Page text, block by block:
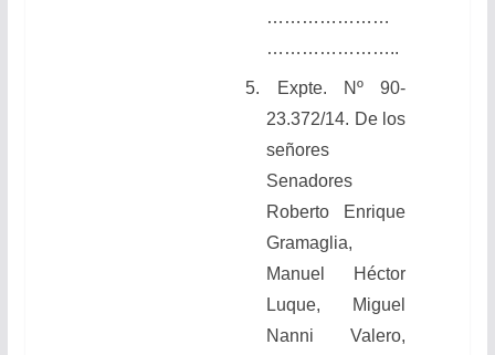
…………………
…………………..
5. Expte. Nº 90-
23.372/14. De los
señores
Senadores
Roberto Enrique
Gramaglia,
Manuel Héctor
Luque, Miguel
Nanni Valero,